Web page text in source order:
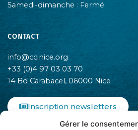
Gérer le
Samedi-dimanche : Fermé
CONTACT
info@ccinice.org
+33 (0)4 97 03 03 70
14 Bd Carabacel, 06000 Nice
Inscription newsletters